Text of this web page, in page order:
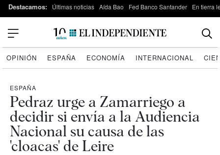
Destacamos: Últimas noticias Aída Bao Fed Banco Santander En tierra
OPINIÓN ESPAÑA ECONOMÍA INTERNACIONAL
ESPAÑA
Pedraz urge a Zamarriego a
decidir si envía a la Audiencia
Nacional su causa de las
'cloacas' de Leire